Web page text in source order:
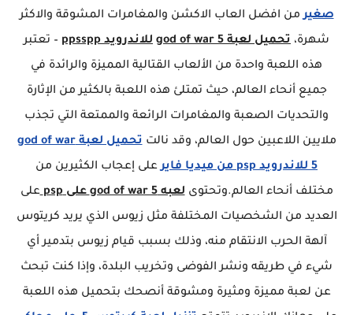
صغيرمن افضل العاب الاكشن والمغامرات المشوقة والاكثر
شهرة، تحميل لعبة god of war 5 للاندرويد ppsspp
– تعتبر
هذه اللعبة واحدة من الألعاب القتالية المميزة والرائدة في
جميع أنحاء العالم، حيث تمتلئ هذه اللعبة بالكثير من الإثارة
والتحديات الصعبة والمغامرات الرائعة والممتعة التي تجذب
ملايين اللاعبين حول العالم، وقد نالت
تحميل لعبة god of war
5 للاندرويد psp من ميديا فاير
على إعجاب الكثيرين من
مختلف أنحاء العالم.وتحتوىلعبه god of war 5 على psp
على
العديد من الشخصيات المختلفة مثل زيوس الذي يريد كريتوس
آلهة الحرب الانتقام منه، وذلك بسبب قيام زيوس بتدمير أي
شيء في طريقه ونشر الفوضى وتخريب البلدة، وإذا كنت تبحث
عن لعبة مميزة ومثيرة ومشوقة أنصحك بتحميل هذه اللعبة